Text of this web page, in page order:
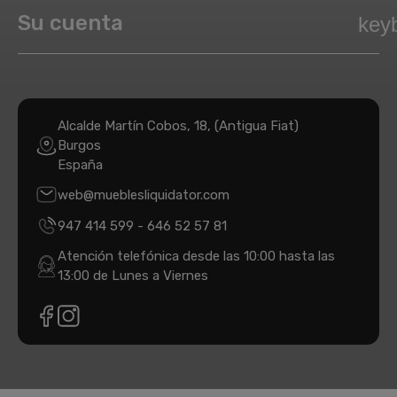
Su cuenta
Alcalde Martín Cobos, 18, (Antigua Fiat)
Burgos
España
web@mueblesliquidator.com
947 414 599 - 646 52 57 81
Atención telefónica desde las 10:00 hasta las
13:00 de Lunes a Viernes